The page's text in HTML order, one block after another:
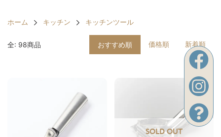
ホーム キッチン キッチンツール
全: 98商品 おすすめ順 価格順 新着順
SOLD OUT